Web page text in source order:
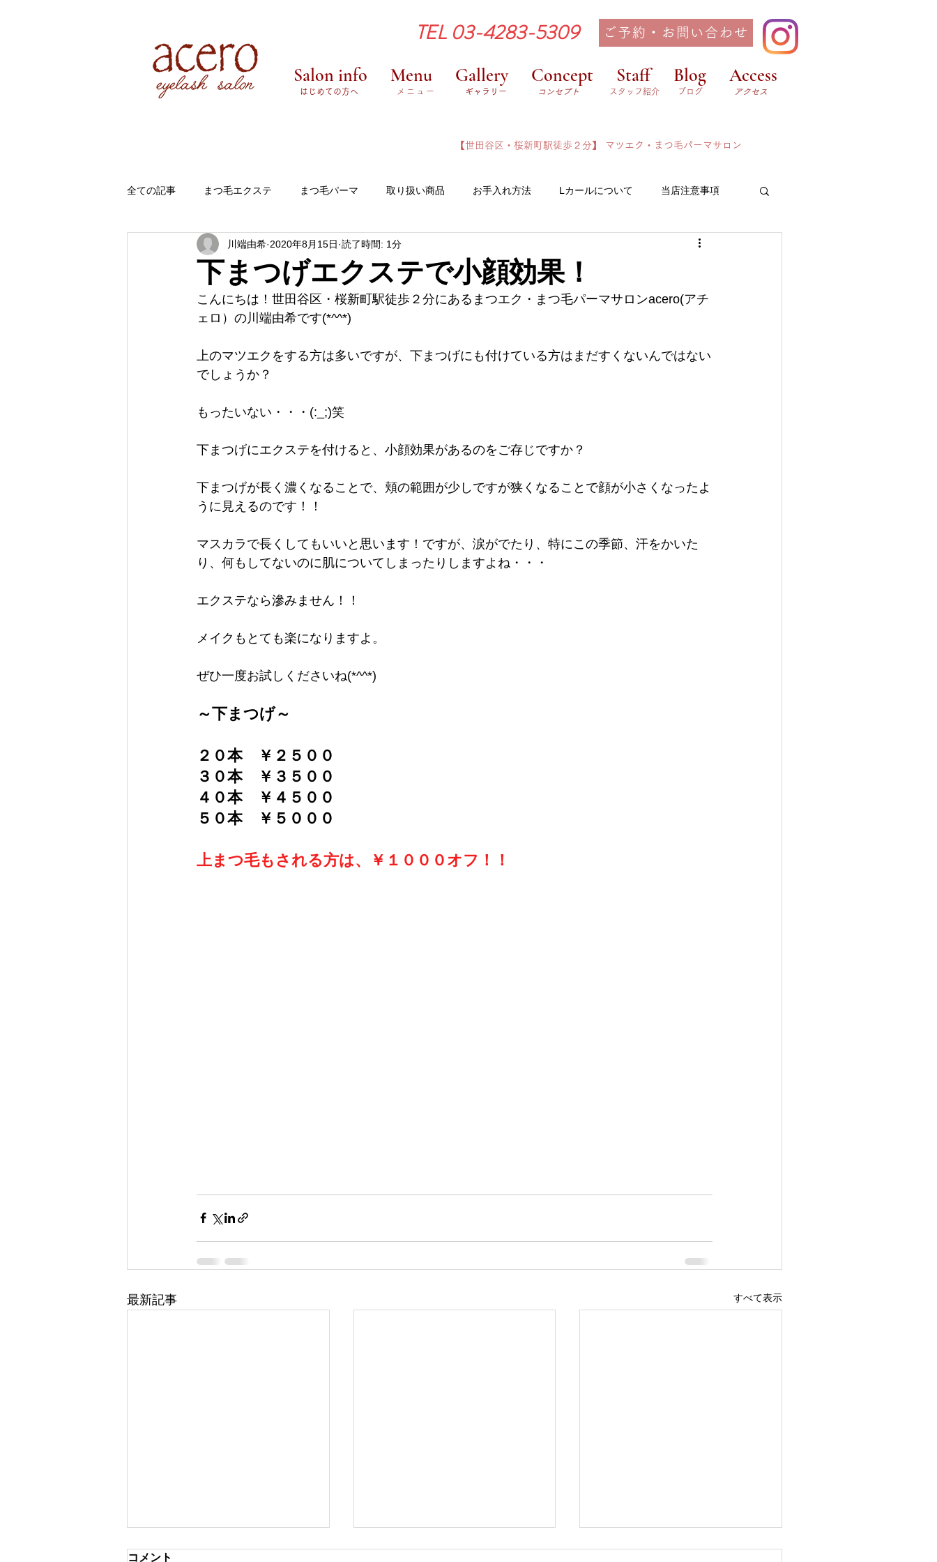
TEL 03-4283-5309 ご予約・お問い合わせ
Salon info Menu Gallery Concept Staff Blog Access
​はじめての方へ メニュー ​ギャラリー コンセプト スタッフ紹介 ブログ ​アクセス
​【世田谷区・桜新町駅徒歩２分】 ​マツエク・まつ毛パーマサロン
全ての記事 まつ毛エクステ まつ毛パーマ 取り扱い商品 お手入れ方法 Lカールについて 当店注意事項
aceroアチェロについて
下まつげエクステで小顔効果！
川端由希 2020年8月15日 読了時間: 1分
こんにちは！世田谷区・桜新町駅徒歩２分にあるまつエク・まつ毛パーマサロンacero(アチ
ェロ）の川端由希です(*^^*)
上のマツエクをする方は多いですが、下まつげにも付けている方はまだすくないんではない
でしょうか？
もったいない・・・(:_;)笑
下まつげにエクステを付けると、小顔効果があるのをご存じですか？
下まつげが長く濃くなることで、頬の範囲が少しですが狭くなることで顔が小さくなったよ
うに見えるのです！！
マスカラで長くしてもいいと思います！ですが、涙がでたり、特にこの季節、汗をかいた
り、何もしてないのに肌についてしまったりしますよね・・・
エクステなら滲みません！！
メイクもとても楽になりますよ。
ぜひ一度お試しくださいね(*^^*)
～下まつげ～
２０本　￥２５００
３０本　￥３５００
４０本　￥４５００
５０本　￥５０００
上まつ毛もされる方は、￥１０００オフ！！
最新記事 すべて表示
コメント